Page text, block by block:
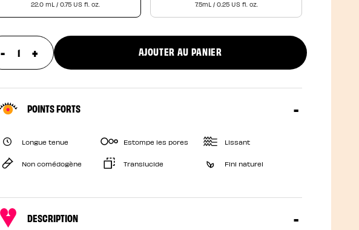
22.0 mL / 0.75 US fl. oz. 7.5mL / 0.25 US fl. oz.
- update product quantity
+ AJOUTER AU PANIER
POINTS FORTS
Longue tenue Estompe les pores Lissant
Non comédogène Translucide Fini naturel
DESCRIPTION